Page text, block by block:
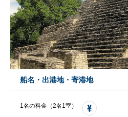
船名・出港地・寄港地
1名の料金（2名1室）